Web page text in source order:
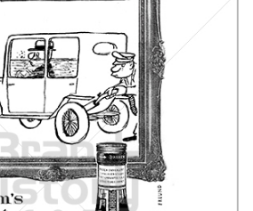
Scharlachberg Weinbrennerei, Wiesbaden